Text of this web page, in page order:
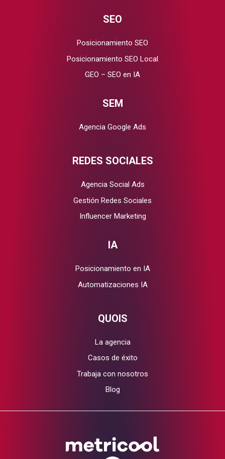
SEO
Posicionamiento SEO
Posicionamiento SEO Local
GEO – SEO en IA
SEM
Agencia Google Ads
REDES SOCIALES
Agencia Social Ads
Gestión Redes Sociales
Influencer Marketing
IA
Posicionamiento en IA
Automatizaciones IA
QUOIS
La agencia
Casos de éxito
Trabaja con nosotros
Blog